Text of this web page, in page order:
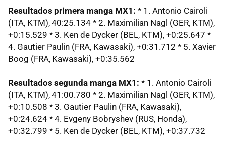
Resultados primera manga MX1: * 1. Antonio Cairoli
(ITA, KTM), 40:25.134 * 2. Maximilian Nagl (GER, KTM),
+0:15.529 * 3. Ken de Dycker (BEL, KTM), +0:25.647 *
4. Gautier Paulin (FRA, Kawasaki), +0:31.712 * 5. Xavier
Boog (FRA, Kawasaki), +0:35.562
Resultados segunda manga MX1: * 1. Antonio Cairoli
(ITA, KTM), 41:00.780 * 2. Maximilian Nagl (GER, KTM),
+0:10.508 * 3. Gautier Paulin (FRA, Kawasaki),
+0:24.624 * 4. Evgeny Bobryshev (RUS, Honda),
+0:32.799 * 5. Ken de Dycker (BEL, KTM), +0:37.732